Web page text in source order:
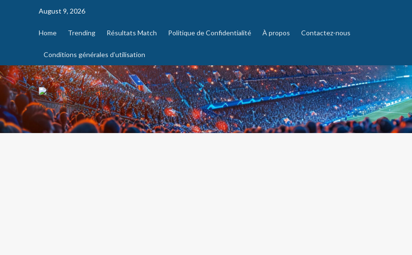
August 9, 2026
Home Trending Résultats Match Politique de Confidentialité À propos Contactez-nous
Conditions générales d’utilisation